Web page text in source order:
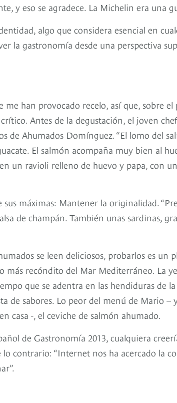
y eso se agradece. La Michelin era una
algo que considera esencial en
la gastronomía desde una perspectiva
me han provocado recelo, así que, sobre el
Antes de la degustación, el joven
de Ahumados Domínguez. “El lomo del
El salmón acompaña muy bien al
un ravioli relleno de huevo y papa, con
máximas: Mantener la originalidad.
de champán. También unas sardinas,
se leen deliciosos, probarlos es un
más recóndito del Mar Mediterráneo. La
que se adentra en las hendiduras de
de sabores. Lo peor del menú de Mario –
casa -, el ceviche de salmón ahumado.
de Gastronomía 2013, cualquiera
contrario: “Internet nos ha acercado la